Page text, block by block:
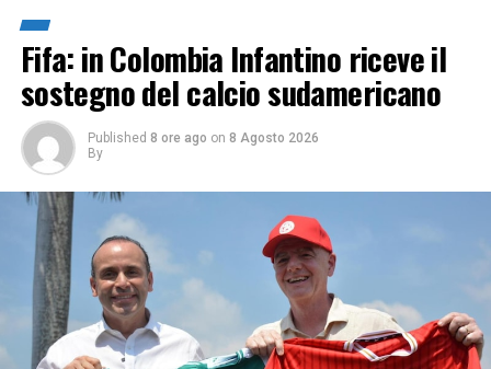
Fifa: in Colombia Infantino riceve il
sostegno del calcio sudamericano
Published 8 ore ago on 8 Agosto 2026
By